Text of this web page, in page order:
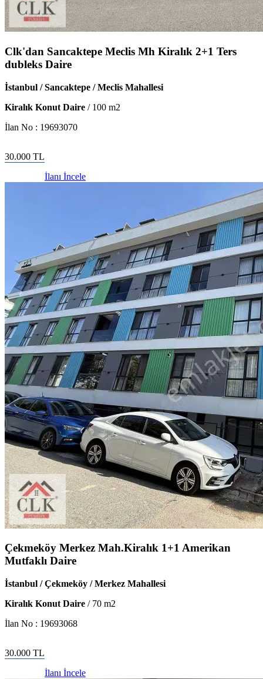
Clk'dan Sancaktepe Meclis Mh Kiralık 2+1 Ters
dubleks Daire
İstanbul / Sancaktepe / Meclis Mahallesi
Kiralık Konut Daire / 100 m2
İlan No : 19693070
30.000 TL
İlanı İncele
Çekmeköy Merkez Mah.Kiralık 1+1 Amerikan
Mutfaklı Daire
İstanbul / Çekmeköy / Merkez Mahallesi
Kiralık Konut Daire / 70 m2
İlan No : 19693068
30.000 TL
İlanı İncele